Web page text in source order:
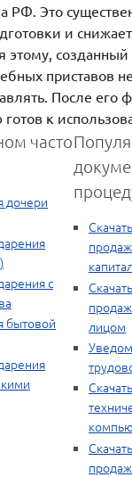
РФ. Это
и
этому,
приставов
После его
готов к
часто
дочери
с
бытовой
лицом